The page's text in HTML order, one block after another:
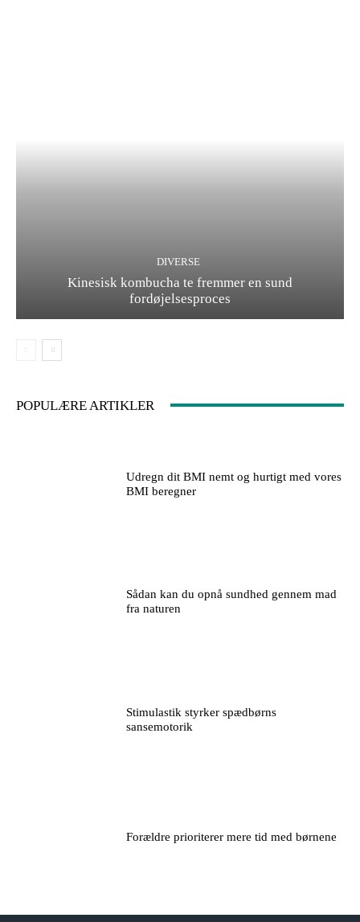
DIVERSE
Kinesisk kombucha te fremmer en sund
fordøjelsesproces
POPULÆRE ARTIKLER
Udregn dit BMI nemt og hurtigt med vores
BMI beregner
Sådan kan du opnå sundhed gennem mad
fra naturen
Stimulastik styrker spædbørns
sansemotorik
Forældre prioriterer mere tid med børnene